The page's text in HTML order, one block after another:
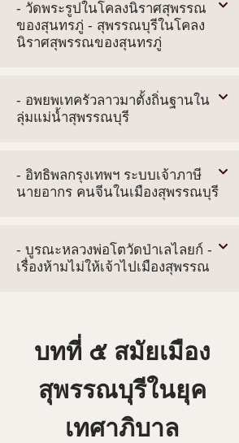
- วัดพระรูปในโคลงนิราศสุพรรณ
ของสุนทรภู่ - สุพรรณบุรีในโคลง
นิราศสุพรรณของสุนทรภู่
- อพยพเทครัวลาวมาตั้งถิ่นฐานใน
ลุ่มแม่น้ำสุพรรณบุรี
- อิทธิพลกรุงเทพฯ ระบบเจ้าภาษี
นายอากร คนจีนในเมืองสุพรรณบุรี
- บูรณะหลวงพ่อโตวัดป่าเลไลยก์ -
เรื่องห้ามไม่ให้เจ้าไปเมืองสุพรรณ
บทที่ ๕ สมัยเมือง
สุพรรณบุรีในยุค
เทศาภิบาล